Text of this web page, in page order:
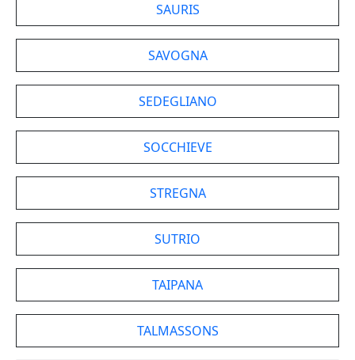
SAURIS
SAVOGNA
SEDEGLIANO
SOCCHIEVE
STREGNA
SUTRIO
TAIPANA
TALMASSONS